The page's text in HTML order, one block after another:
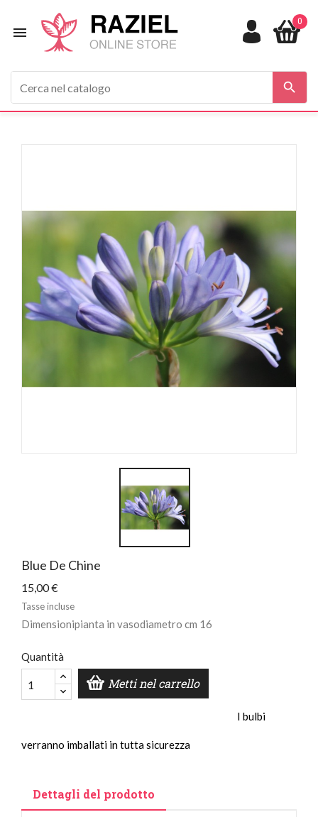

0

Blue De Chine
15,00 €
Tasse incluse
Dimensionipianta in vasodiametro cm 16
Quantità
Metti nel carrello
I bulbi
verranno imballati in tutta sicurezza
Dettagli del prodotto